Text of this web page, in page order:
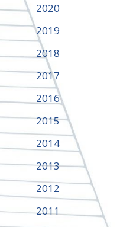
2020
2019
2018
2017
2016
2015
2014
2013
2012
2011